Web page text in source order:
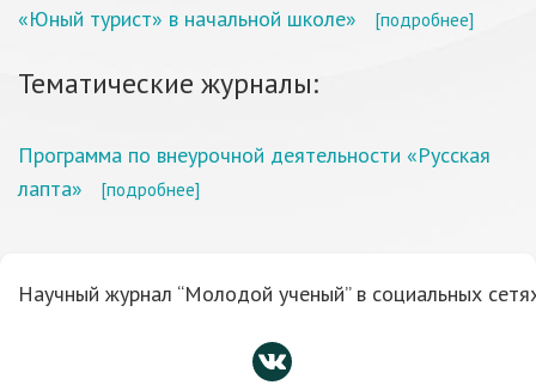
«Юный турист» в начальной школе»
[подробнее]
Тематические журналы:
Программа по внеурочной деятельности «Русская
лапта»
[подробнее]
Научный журнал “Молодой ученый” в социальных